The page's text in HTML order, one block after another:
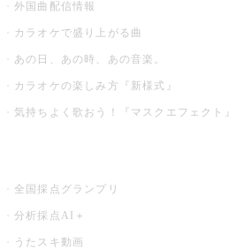
外国曲配信情報
カラオケで盛り上がる曲
あの日、あの時、あの音楽。
カラオケの楽しみ方『新様式』
気持ちよく歌おう！『マスクエフェクト』
全国採点グランプリ
分析採点AI＋
うたスキ動画